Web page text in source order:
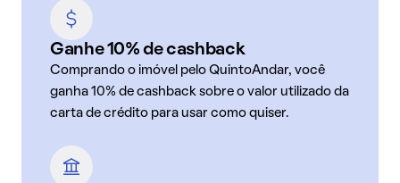
Ganhe 10% de cashback
Comprando o imóvel pelo QuintoAndar, você
ganha 10% de cashback sobre o valor utilizado da
carta de crédito para usar como quiser.